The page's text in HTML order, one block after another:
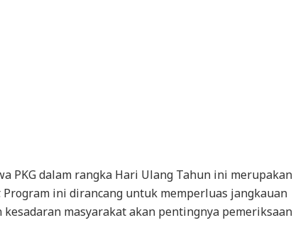
PKG dalam rangka Hari Ulang Tahun ini merupakan
ini dirancang untuk memperluas jangkauan
masyarakat akan pentingnya pemeriksaan